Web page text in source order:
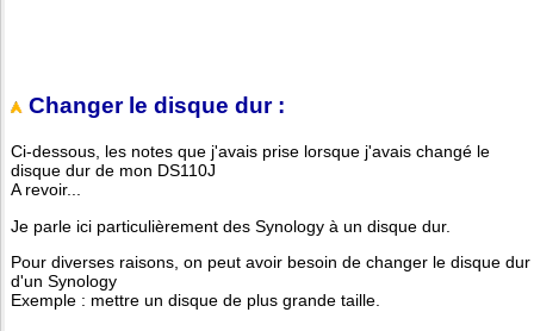
Changer le disque dur :
Ci-dessous, les notes que j'avais prise lorsque j'avais changé le
disque dur de mon DS110J
A revoir...
Je parle ici particulièrement des Synology à un disque dur.
Pour diverses raisons, on peut avoir besoin de changer le disque dur
d'un Synology
Exemple : mettre un disque de plus grande taille.